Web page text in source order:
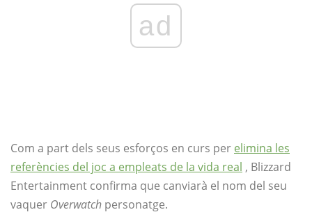
ad
Com a part dels seus esforços en curs per elimina les
referències del joc a empleats de la vida real , Blizzard
Entertainment confirma que canviarà el nom del seu
vaquer Overwatch personatge.